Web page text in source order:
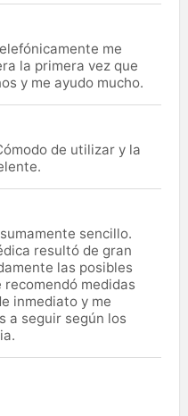
me
la primera vez que
y me ayudo mucho.
de utilizar y la
sencillo.
resultó de gran
las posibles
medidas
inmediato y me
a seguir según los